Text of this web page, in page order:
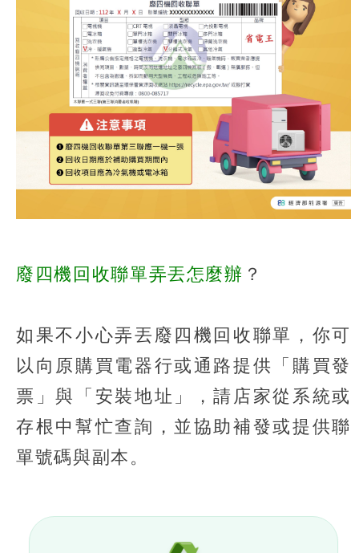
廢四機回收聯單弄丟怎麼辦 ？
如果不小心弄丟廢四機回收聯單，你可
以向原購買電器行或通路提供「購買發
票」與「安裝地址」，請店家從系統或
存根中幫忙查詢，並協助補發或提供聯
單號碼與副本。